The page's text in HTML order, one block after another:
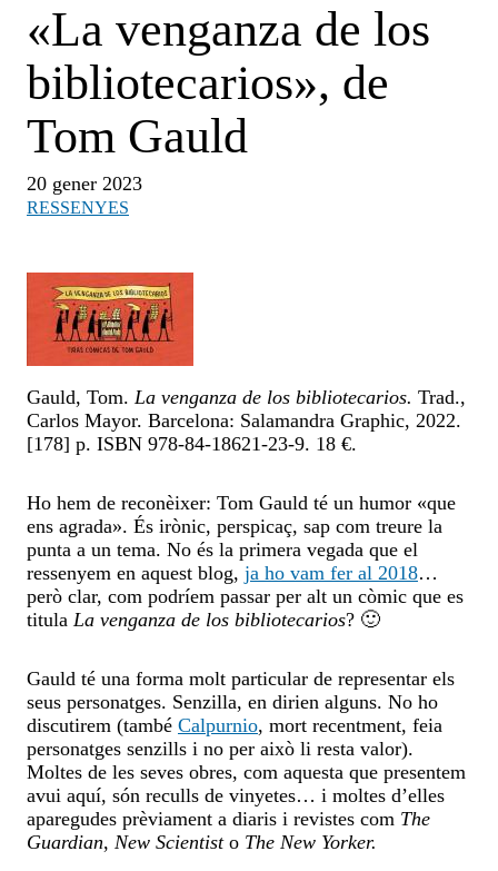
«La venganza de los
bibliotecarios», de
Tom Gauld
20 gener 2023
RESSENYES
Gauld, Tom. La venganza de los bibliotecarios. Trad.,
Carlos Mayor. Barcelona: Salamandra Graphic, 2022.
[178] p. ISBN 978-84-18621-23-9. 18 €.
Ho hem de reconèixer: Tom Gauld té un humor «que
ens agrada». És irònic, perspicaç, sap com treure la
punta a un tema. No és la primera vegada que el
ressenyem en aquest blog, ja ho vam fer al 2018…
però clar, com podríem passar per alt un còmic que es
titula La venganza de los bibliotecarios? 🙂
Gauld té una forma molt particular de representar els
seus personatges. Senzilla, en dirien alguns. No ho
discutirem (també Calpurnio, mort recentment, feia
personatges senzills i no per això li resta valor).
Moltes de les seves obres, com aquesta que presentem
avui aquí, són reculls de vinyetes… i moltes d’elles
aparegudes prèviament a diaris i revistes com The
Guardian, New Scientist o The New Yorker.